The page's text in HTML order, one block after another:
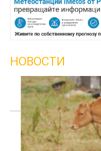
НОВОСТИ